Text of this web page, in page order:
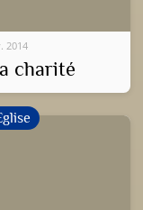
2014
charité